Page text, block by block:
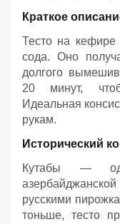
Краткое
Тесто на
сода. Оно
долгого
20 минут,
Идеальная
рукам.
Исторический
Кутабы —
русскими
тоньше, тесто